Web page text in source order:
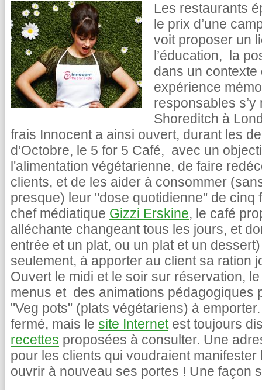
Les restaurants
le prix d’une
voit proposer un
l’éducation, la
dans un contexte
expérience
responsables
Shoreditch à
frais Innocent a ainsi ouvert, durant les
d’Octobre, le 5 for 5 Café, avec un
l'alimentation végétarienne, de faire
clients, et de les aider à consommer
presque) leur "dose quotidienne" de cinq
chef médiatique Gizzi Erskine, le café
alléchante changeant tous les jours, et
entrée et un plat, ou un plat et un
seulement, à apporter au client sa ration
Ouvert le midi et le soir sur réservation,
menus et des animations pédagogiques
"Veg pots" (plats végétariens) à
fermé, mais le site Internetest toujours
recettes proposées à consulter. Une
pour les clients qui voudraient
ouvrir à nouveau ses portes ! Une façon